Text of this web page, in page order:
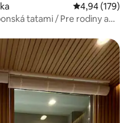
Priemerné
4,94 (179)
tatami / Pre rodiny a